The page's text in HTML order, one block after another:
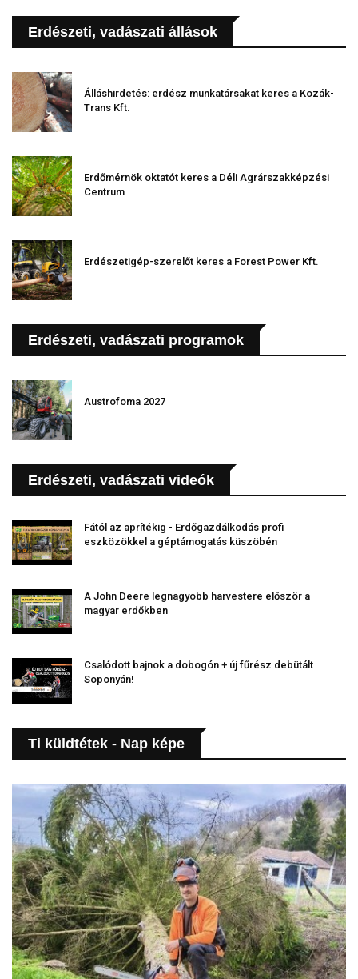
Erdészeti, vadászati állások
Álláshirdetés: erdész munkatársakat keres a Kozák-
Trans Kft.
Erdőmérnök oktatót keres a Déli Agrárszakképzési
Centrum
Erdészetigép-szerelőt keres a Forest Power Kft.
Erdészeti, vadászati programok
Austrofoma 2027
Erdészeti, vadászati videók
Fától az aprítékig - Erdőgazdálkodás profi
eszközökkel a géptámogatás küszöbén
A John Deere legnagyobb harvestere először a
magyar erdőkben
Csalódott bajnok a dobogón + új fűrész debütált
Soponyán!
Ti küldtétek - Nap képe